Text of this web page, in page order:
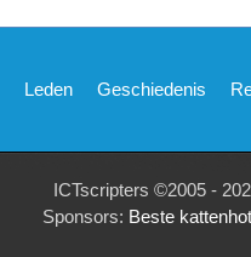
Leden Geschiedenis
ICTscripters ©2005 -
Sponsors: Beste